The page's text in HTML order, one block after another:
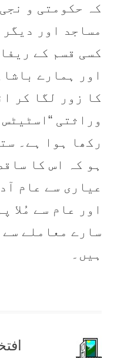
کہ حکومتی و
مساجد اور
کسی قسم کے
اور ہمارے
کا زور لگا کر
وراثتی
رکھا ہوا ہے۔
ہو کہ اس کا
عیاری سے عام
اور عام سے مُلا
سارے معاملے
ہیں۔